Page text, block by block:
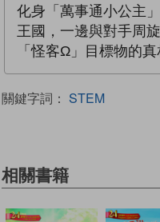
化身「萬事通小公主
王國，一邊與對手周
「怪客Ω」目標物的真
關鍵字詞： STEM
相關書籍